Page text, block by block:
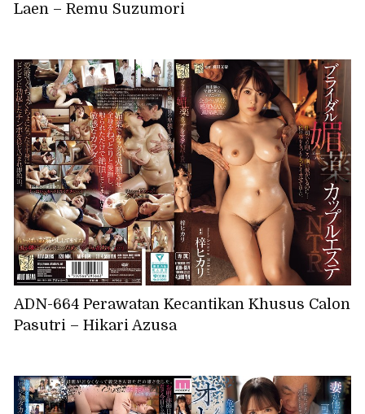
Laen – Remu Suzumori
ADN-664 Perawatan Kecantikan Khusus Calon
Pasutri – Hikari Azusa